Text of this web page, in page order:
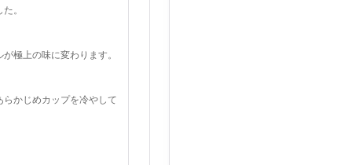
。
極上の味に変わります。
かじめカップを冷やして